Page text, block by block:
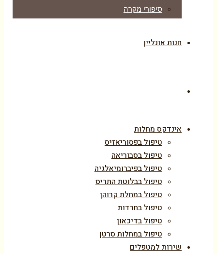
סיפורי מקרה
חנות אונליין
אינדקס מחלות
טיפול בפסוריאזיס
טיפול בסבוריאה
טיפול בפיברומיאלגיה
טיפול בבלוטת התריס
טיפול במחלת קרוהן
טיפול בחרדות
טיפול בדיכאון
טיפול במחלות סרטן
שירות למטפלים